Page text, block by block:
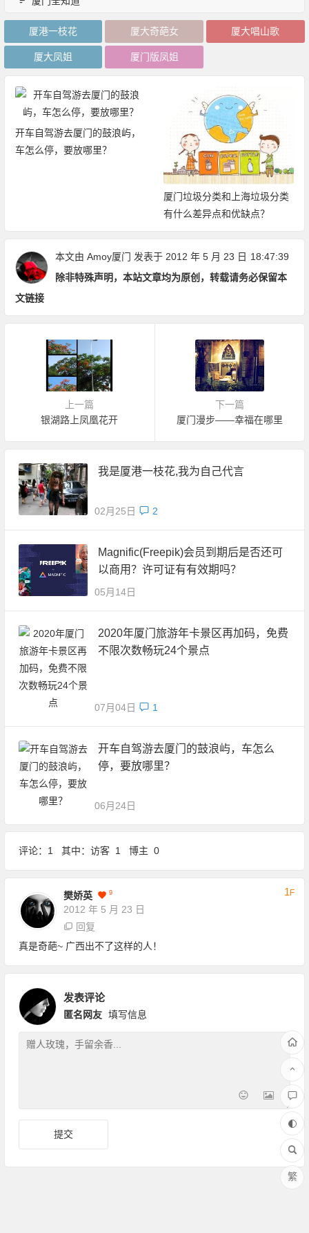
厦港一枝花 厦大奇葩女 厦大唱山歌
厦大凤姐 厦门版凤姐
开车自驾游去厦门的鼓浪屿，
车怎么停，要放哪里？
厦门垃圾分类和上海垃圾分类
有什么差异点和优缺点？
本文由 Amoy厦门 发表于 2012 年 5 月 23 日 18:47:39
除非特殊声明，本站文章均为原创，转载请务必保留本
文链接
上一篇
银湖路上凤凰花开
下一篇
厦门漫步——幸福在哪里
我是厦港一枝花,我为自己代言
02月25日 2
Magnific(Freepik)会员到期后是否还可
以商用？许可证有有效期吗？
05月14日
2020年厦门旅游年卡景区再加码，免费
不限次数畅玩24个景点
07月04日 1
开车自驾游去厦门的鼓浪屿，车怎么
停，要放哪里？
06月24日
评论：1 其中：访客 1 博主 0
樊娇英 9
2012 年 5 月 23 日
1F
回复
真是奇葩~ 广西出不了这样的人！
发表评论
匿名网友 填写信息
繁